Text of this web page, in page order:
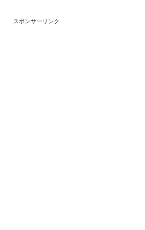
スポンサーリンク